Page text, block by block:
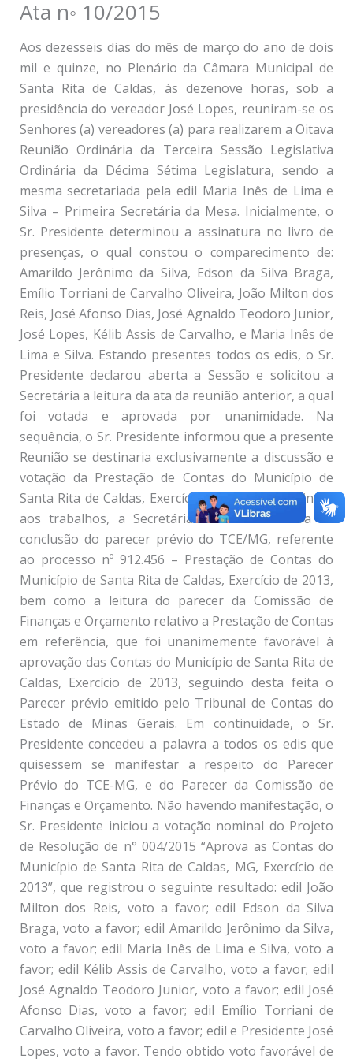
Ata n◦ 10/2015
Aos dezesseis dias do mês de março do ano de dois
mil e quinze, no Plenário da Câmara Municipal de
Santa Rita de Caldas, às dezenove horas, sob a
presidência do vereador José Lopes, reuniram-se os
Senhores (a) vereadores (a) para realizarem a Oitava
Reunião Ordinária da Terceira Sessão Legislativa
Ordinária da Décima Sétima Legislatura, sendo a
mesma secretariada pela edil Maria Inês de Lima e
Silva – Primeira Secretária da Mesa. Inicialmente, o
Sr. Presidente determinou a assinatura no livro de
presenças, o qual constou o comparecimento de:
Amarildo Jerônimo da Silva, Edson da Silva Braga,
Emílio Torriani de Carvalho Oliveira, João Milton dos
Reis, José Afonso Dias, José Agnaldo Teodoro Junior,
José Lopes, Kélib Assis de Carvalho, e Maria Inês de
Lima e Silva. Estando presentes todos os edis, o Sr.
Presidente declarou aberta a Sessão e solicitou a
Secretária a leitura da ata da reunião anterior, a qual
foi votada e aprovada por unanimidade. Na
sequência, o Sr. Presidente informou que a presente
Reunião se destinaria exclusivamente a discussão e
votação da Prestação de Contas do Município de
Santa Rita de Caldas, Exercício de 2013. Dando início
aos trabalhos, a Secretária efetuou a leitura da
conclusão do parecer prévio do TCE/MG, referente
ao processo nº 912.456 – Prestação de Contas do
Município de Santa Rita de Caldas, Exercício de 2013,
bem como a leitura do parecer da Comissão de
Finanças e Orçamento relativo a Prestação de Contas
em referência, que foi unanimemente favorável à
aprovação das Contas do Município de Santa Rita de
Caldas, Exercício de 2013, seguindo desta feita o
Parecer prévio emitido pelo Tribunal de Contas do
Estado de Minas Gerais. Em continuidade, o Sr.
Presidente concedeu a palavra a todos os edis que
quisessem se manifestar a respeito do Parecer
Prévio do TCE-MG, e do Parecer da Comissão de
Finanças e Orçamento. Não havendo manifestação, o
Sr. Presidente iniciou a votação nominal do Projeto
de Resolução de n° 004/2015 “Aprova as Contas do
Município de Santa Rita de Caldas, MG, Exercício de
2013”, que registrou o seguinte resultado: edil João
Milton dos Reis, voto a favor; edil Edson da Silva
Braga, voto a favor; edil Amarildo Jerônimo da Silva,
voto a favor; edil Maria Inês de Lima e Silva, voto a
favor; edil Kélib Assis de Carvalho, voto a favor; edil
José Agnaldo Teodoro Junior, voto a favor; edil José
Afonso Dias, voto a favor; edil Emílio Torriani de
Carvalho Oliveira, voto a favor; edil e Presidente José
Lopes, voto a favor. Tendo obtido voto favorável de